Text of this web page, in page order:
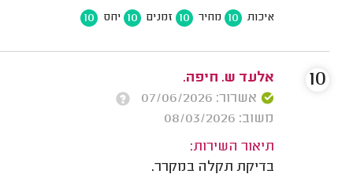
איכות 10 מחיר 10 זמנים 10 יחס 10
אלעד ש. חיפה.
אשרור: 07/06/2026
משוב: 08/03/2026
תיאור השירות:
בדיקת תקלה במקרר.
10